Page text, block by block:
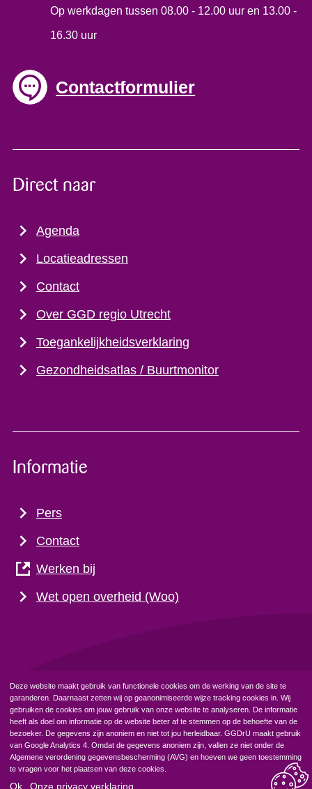
Deze website maakt gebruik van functionele cookies om de werking van de site te
garanderen. Daarnaast zetten wij op geanonimiseerde wijze tracking cookies in. Wij
gebruiken de cookies om jouw gebruik van onze website te analyseren. De informatie
heeft als doel om informatie op de website beter af te stemmen op de behoefte van de
bezoeker. De gegevens zijn anoniem en niet tot jou herleidbaar. GGDrU maakt gebruik
van Google Analytics 4. Omdat de gegevens anoniem zijn, vallen ze niet onder de
Algemene verordening gegevensbescherming (AVG) en hoeven we geen toestemming
te vragen voor het plaatsen van deze cookies.
Ok Onze privacy verklaring
Op werkdagen tussen 08.00 - 12.00 uur en 13.00 -
16.30 uur
Contactformulier
Direct naar
Agenda
Locatieadressen
Contact
Over GGD regio Utrecht
Toegankelijkheidsverklaring
Gezondheidsatlas / Buurtmonitor
Informatie
Pers
Contact
Werken bij
Wet open overheid (Woo)
Privacyverklaring Cookiebeleid